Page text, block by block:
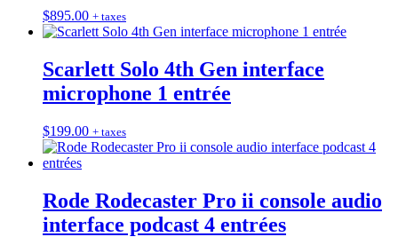
$895.00 + taxes
Scarlett Solo 4th Gen interface
microphone 1 entrée
$199.00 + taxes
Rode Rodecaster Pro ii console audio
interface podcast 4 entrées